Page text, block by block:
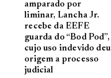
amparado por
liminar, Lancha Jr.
recebe da EEFE
guarda do “Bod Pod”,
cujo uso indevido deu
origem a processo
judicial